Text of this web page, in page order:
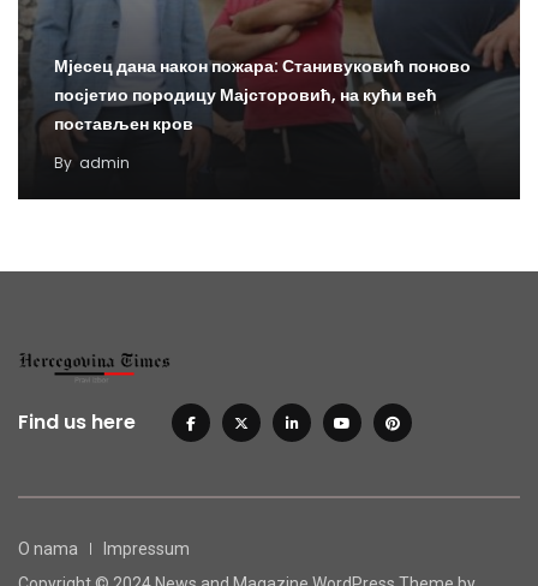
Мјесец дана након пожара: Станивуковић поново
посјетио породицу Мајсторовић, на кући већ
постављен кров
By admin
Find us here
O nama
Impressum